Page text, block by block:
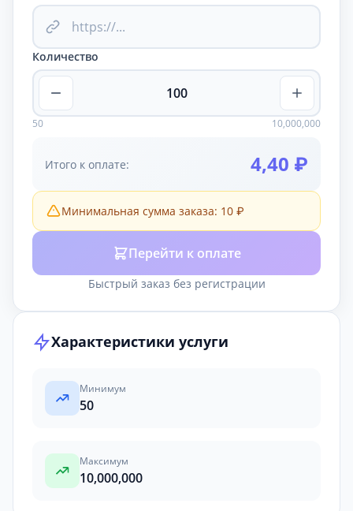
Количество
50 10,000,000
Итого к оплате: 4,40 ₽
Минимальная сумма заказа: 10 ₽
Перейти к оплате
Быстрый заказ без регистрации
Характеристики услуги
Минимум
50
Максимум
10,000,000